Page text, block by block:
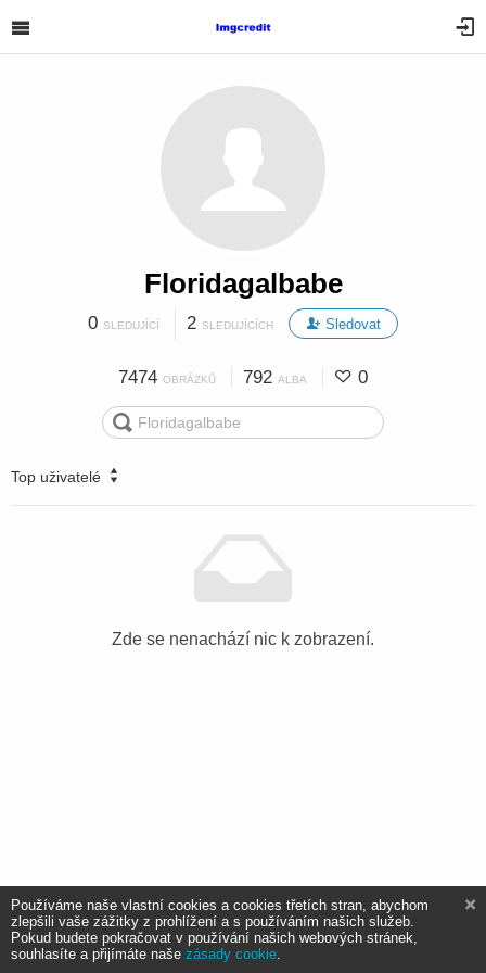
Floridagalbabe
0 SLEDUJÍCÍ 2 SLEDUJÍCÍCH Sledovat
7474 OBRÁZKŮ 792 ALBA 0
Top uživatelé
Zde se nenachází nic k zobrazení.
Používáme naše vlastní cookies a cookies třetích stran, abychom
zlepšili vaše zážitky z prohlížení a s používáním našich služeb.
Pokud budete pokračovat v používání našich webových stránek,
souhlasíte a přijímáte naše zásady cookie.